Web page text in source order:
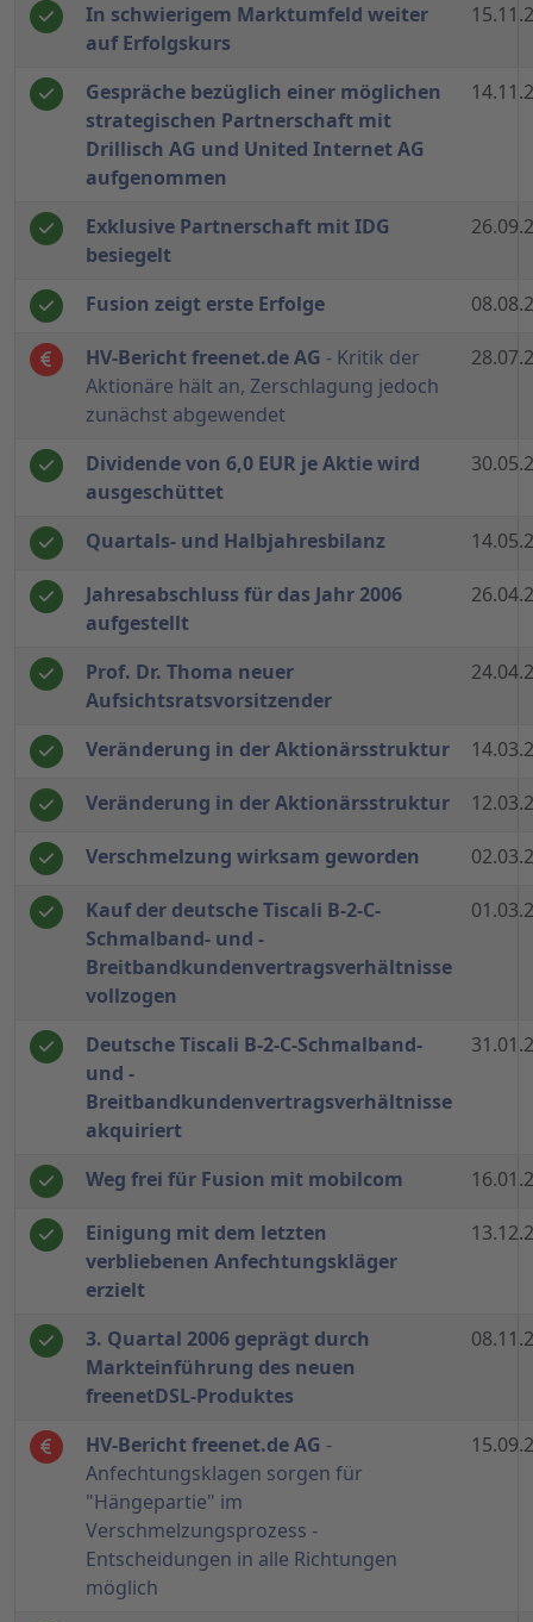
In schwierigem Marktumfeld weiter
auf Erfolgskurs
Gespräche bezüglich einer möglichen
strategischen Partnerschaft mit
Drillisch AG und United Internet AG
aufgenommen
Exklusive Partnerschaft mit IDG
besiegelt
Fusion zeigt erste Erfolge
HV-Bericht freenet.de AG - Kritik der
Aktionäre hält an, Zerschlagung jedoch
zunächst abgewendet
Dividende von 6,0 EUR je Aktie wird
ausgeschüttet
Quartals- und Halbjahresbilanz
Jahresabschluss für das Jahr 2006
aufgestellt
Prof. Dr. Thoma neuer
Aufsichtsratsvorsitzender
Veränderung in der Aktionärsstruktur
Veränderung in der Aktionärsstruktur
Verschmelzung wirksam geworden
Kauf der deutsche Tiscali B-2-C-
Schmalband- und -
Breitbandkundenvertragsverhältnisse
vollzogen
Deutsche Tiscali B-2-C-Schmalband-
und -
Breitbandkundenvertragsverhältnisse
akquiriert
Weg frei für Fusion mit mobilcom
Einigung mit dem letzten
verbliebenen Anfechtungskläger
erzielt
3. Quartal 2006 geprägt durch
Markteinführung des neuen
freenetDSL-Produktes
HV-Bericht freenet.de AG -
Anfechtungsklagen sorgen für
"Hängepartie" im
Verschmelzungsprozess -
Entscheidungen in alle Richtungen
möglich